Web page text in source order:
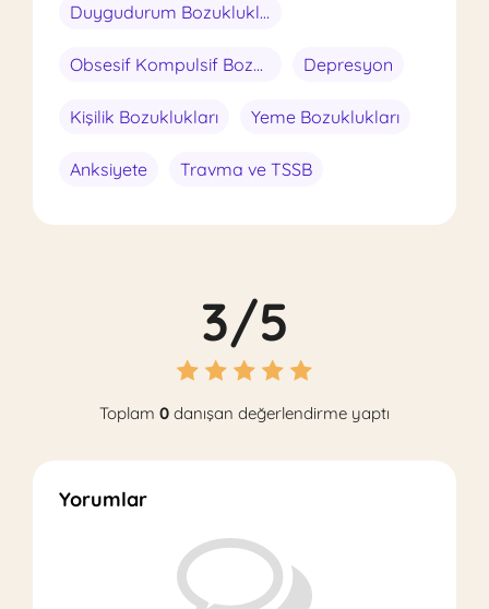
Duygudurum Bozuklukları
Obsesif Kompulsif Bozukluk Depresyon
Kişilik Bozuklukları Yeme Bozuklukları
Anksiyete Travma ve TSSB
3/5
Toplam 0 danışan değerlendirme yaptı
Yorumlar